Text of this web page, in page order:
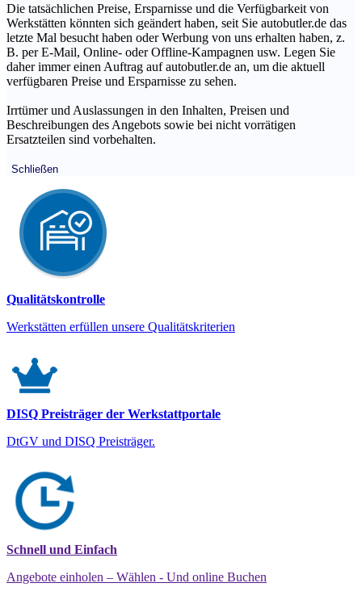
Die tatsächlichen Preise, Ersparnisse und die Verfügbarkeit von
Werkstätten könnten sich geändert haben, seit Sie autobutler.de das
letzte Mal besucht haben oder Werbung von uns erhalten haben, z.
B. per E-Mail, Online- oder Offline-Kampagnen usw. Legen Sie
daher immer einen Auftrag auf autobutler.de an, um die aktuell
verfügbaren Preise und Ersparnisse zu sehen.
Irrtümer und Auslassungen in den Inhalten, Preisen und
Beschreibungen des Angebots sowie bei nicht vorrätigen
Ersatzteilen sind vorbehalten.
Schließen
Qualitätskontrolle
Werkstätten erfüllen unsere Qualitätskriterien
DISQ Preisträger der Werkstattportale
DtGV und DISQ Preisträger.
Schnell und Einfach
Angebote einholen – Wählen - Und online Buchen